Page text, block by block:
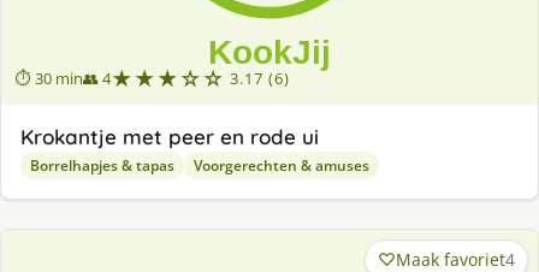
⏱ 30 min👥 4★★★☆☆ 3.17 (6)
Krokantje met peer en rode ui
Borrelhapjes & tapas Voorgerechten & amuses
Maak favoriet4